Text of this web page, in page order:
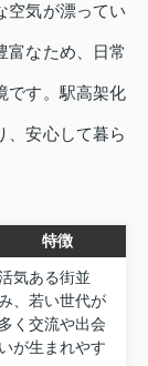
空気が漂ってい
富なため、日常
です。駅高架化
、安心して暮ら
特徴
気ある街並
、若い世代が
多く交流や出会
いが生まれやす